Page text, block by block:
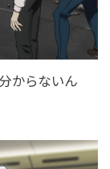
からないん